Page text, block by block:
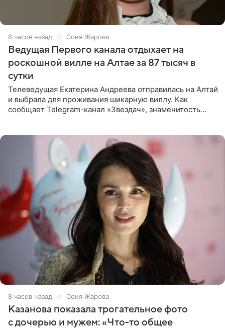
8 часов назад Соня Жарова
Ведущая Первого канала отдыхает на
роскошной вилле на Алтае за 87 тысяч в
сутки
Телеведущая Екатерина Андреева отправилась на Алтай
и выбрала для проживания шикарную виллу. Как
сообщает Telegram-канал «Звездач», знаменитость
8 часов назад Соня Жарова
Казанова показала трогательное фото
с дочерью и мужем: «Что-то общее